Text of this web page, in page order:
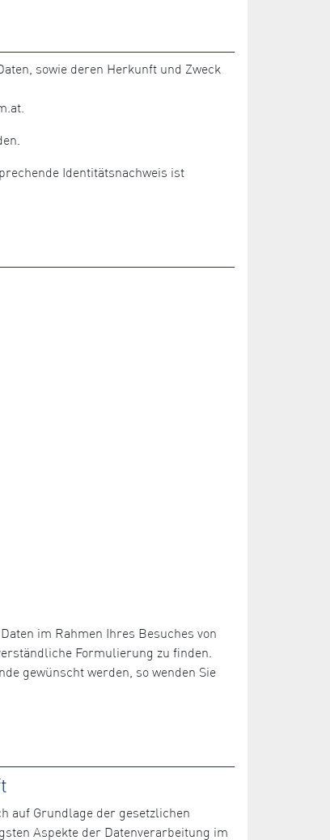
sowie deren Herkunft und Zweck
Identitätsnachweis ist
im Rahmen Ihres Besuches von
Formulierung zu finden.
gewünscht werden, so wenden Sie
auf Grundlage der gesetzlichen
Aspekte der Datenverarbeitung im